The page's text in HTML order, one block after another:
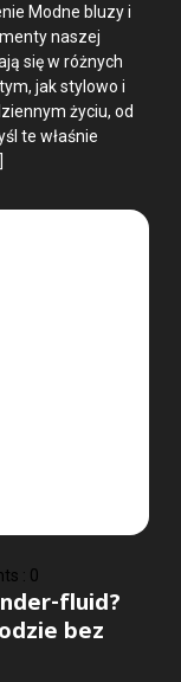
Modne bluzy i
naszej
się w różnych
jak stylowo i
życiu, od
te właśnie
: 0
fluid?
bez